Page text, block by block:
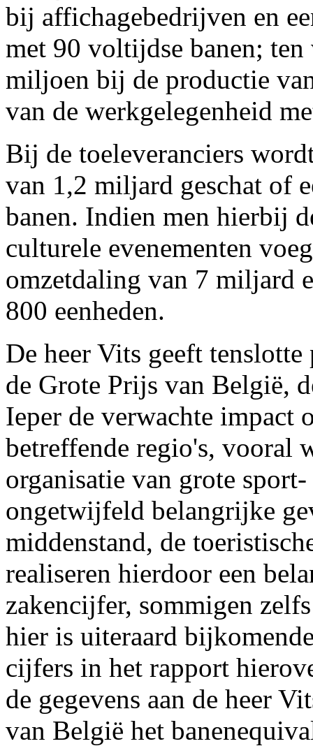
bij affichagebedrijven en
met 90 voltijdse banen;
miljoen bij de productie
van de werkgelegenheid
Bij de toeleveranciers
van 1,2 miljard geschat of
banen. Indien men hierbij
culturele evenementen
omzetdaling van 7 miljard
800 eenheden.
De heer Vits geeft
de Grote Prijs van België,
Ieper de verwachte impact
betreffende regio's, vooral
organisatie van grote
ongetwijfeld belangrijke
middenstand, de
realiseren hierdoor een
zakencijfer, sommigen
hier is uiteraard
cijfers in het rapport
de gegevens aan de heer
van België het